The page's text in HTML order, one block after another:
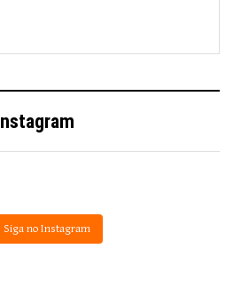
Instagram
Siga no Instagram